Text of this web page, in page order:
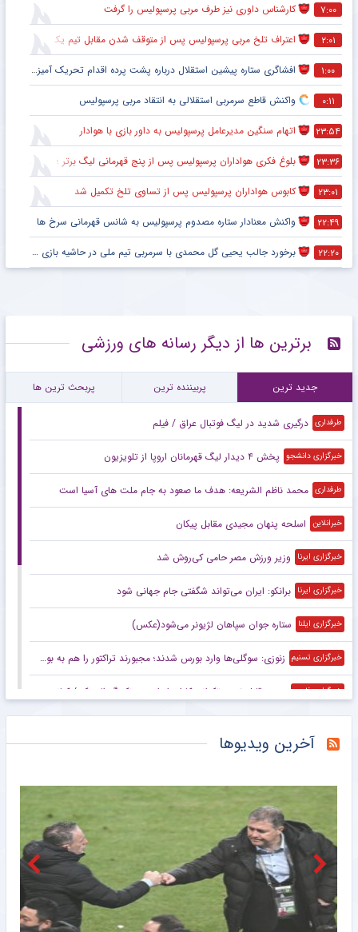
۷:۰۰ کارشناس داوری نیز طرف مربی پرسپولیس را گرفت
۲:۰۱ اعتراف تلخ مربی پرسپولیس پس از متوقف شدن مقابل تیم یک استقلالی
۱:۰۰ افشاگری ستاره پیشین استقلال درباره پشت پرده اقدام تحریک آمیز خود مقابل هواداران پرسپولیس
۰:۱۱ واکنش قاطع سرمربی استقلالی به انتقاد مربی پرسپولیس
۲۳:۵۴ اتهام سنگین مدیرعامل پرسپولیس به داور بازی با هوادار
۲۳:۳۶ بلوغ فکری هواداران پرسپولیس پس از پنج قهرمانی لیگ برتر ؛ اتفاقی تاریخی پس از پایان بازی با هوادار
۲۳:۰۱ کابوس هواداران پرسپولیس پس از تساوی تلخ تکمیل شد
۲۲:۴۹ واکنش معنادار ستاره مصدوم پرسپولیس به شانس قهرمانی سرخ ها
۲۲:۲۰ برخورد جالب یحیی گل محمدی با سرمربی تیم ملی در حاشیه بازی پرسپولیس
برترین ها از دیگر رسانه های ورزشی
جدید ترین پربیننده ترین پربحث ترین ها
طرفداری درگیری شدید در لیگ فوتبال عراق / فیلم
خبرگزاری دانشجو پخش ۴ دیدار لیگ قهرمانان اروپا از تلویزیون
طرفداری محمد ناظم الشریعه: هدف ما صعود به جام ملت های آسیا است
خبرانلاین اسلحه پنهان مجیدی مقابل پیکان
خبرگزاری ایرنا وزیر ورزش مصر حامی کی‌روش شد
خبرگزاری ایرنا برانکو: ایران می‌تواند شگفتی جام جهانی شود
خبرگزاری ایلنا ستاره جوان سپاهان لژیونر می‌شود(عکس)
خبرگزاری تسنیم زنوزی: سوگلی‌ها وارد بورس شدند؛ مجبورند تراکتور را هم به بورس ببرند/ بدهی‌های ما کمتر از ۲ میلیارد تومان است
خبرگزاری فارس صعود قابل توجه تکواندوکاران ایران در رنکینگ المپیکی/ کیانی و میرحسینی در جمع ۲۰ تکواندوکار برتر جهان
خبرگزاری میزان
آخرین رتبه استقلال و پرسپولیس در جهان
خبرانلاین ببینید | کنایه حجت‌الاسلام برمایی به ماجرای راه ندادن بانوان به ورزشگاه امام رضا مشهد
طرفداری حضور دژاگه در تمرینات نساجی؛ زوج اشکان – مسعود شجاعی این بار در مازندران؟
طرفداری تازه‌ ترین رده‌ بندی تیم‌ های باشگاهی | سقوط پرسپولیس و صعود استقلال
آخرین ویدیوها